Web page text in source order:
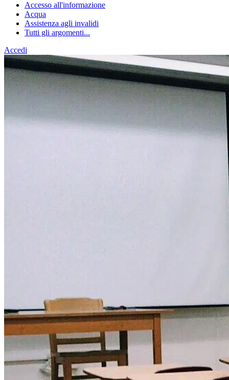
Accesso all'informazione
Acqua
Assistenza agli invalidi
Tutti gli argomenti...
Accedi